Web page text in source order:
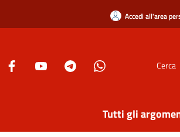
Accedi all'area
Cerca
Tutti gli